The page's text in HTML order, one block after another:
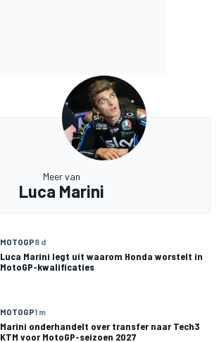
Meer van
Luca Marini
MOTOGP8 d
Luca Marini legt uit waarom Honda worstelt in
MotoGP-kwalificaties
MOTOGP1 m
Marini onderhandelt over transfer naar Tech3
KTM voor MotoGP-seizoen 2027